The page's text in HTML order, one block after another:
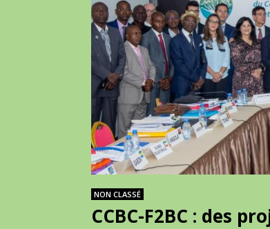
NON CLASSÉ
CCBC-F2BC : des